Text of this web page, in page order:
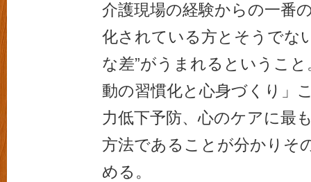
介護現場の経験からの一番
化されている方とそうでな
な差”がうまれるというこ
動の習慣化と心身づくり」
力低下予防、心のケアに最
方法であることが分かりそ
める。